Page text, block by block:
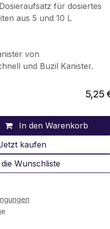
für dosiertes
aus 5 und 10 L
von
und Buzil Kanister.
In den Warenkorb
kaufen
Wunschliste
5,25